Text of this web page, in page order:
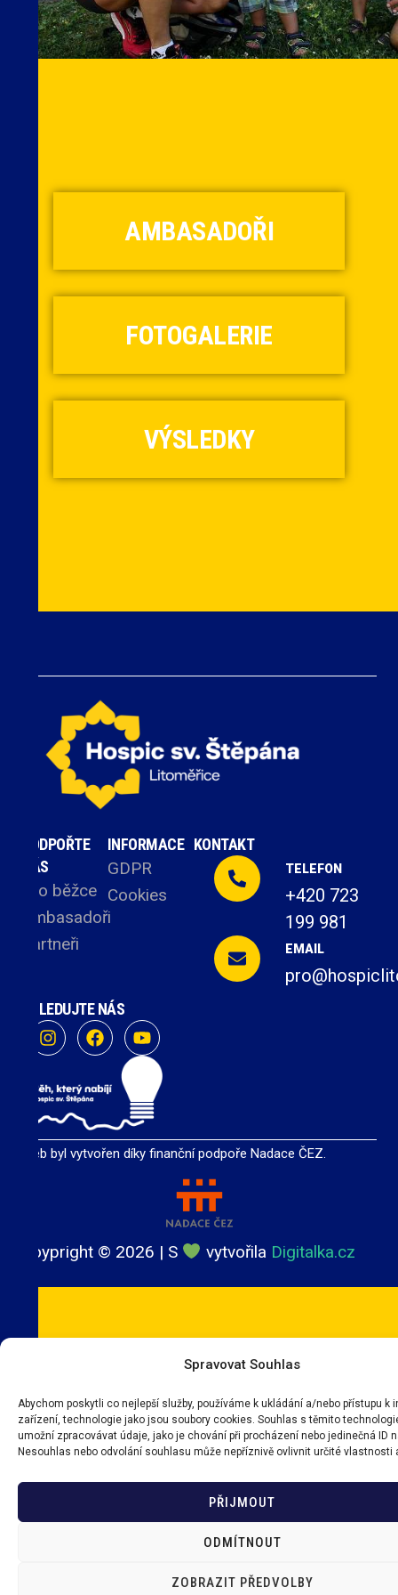
Spravovat Souhlas
Abychom poskytli co nejlepší služby, používáme k ukládání a/nebo přístupu k
zařízení, technologie jako jsou soubory cookies. Souhlas s těmito
umožní zpracovávat údaje, jako je chování při procházení nebo jedinečná ID
Nesouhlas nebo odvolání souhlasu může nepříznivě ovlivnit určité vlastnosti
PŘIJMOUT
ODMÍTNOUT
ZOBRAZIT PŘEDVOLBY
AMBASADOŘI
FOTOGALERIE
VÝSLEDKY
PODPOŘTE
NÁS
Pro běžce
Ambasadoři
Partneři
INFORMACE
GDPR
Cookies
KONTAKT
TELEFON
+420 723
199 981
EMAIL
SLEDUJTE NÁS
Coypright © 2026 | S vytvořila Digitalka.cz
Web byl vytvořen díky finanční podpoře Nadace ČEZ.